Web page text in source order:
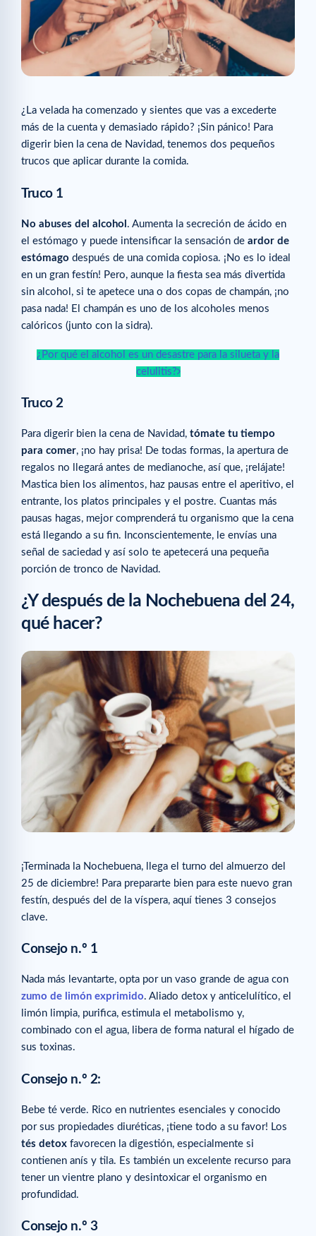
¿La velada ha comenzado y sientes que vas a excederte
más de la cuenta y demasiado rápido? ¡Sin pánico! Para
digerir bien la cena de Navidad, tenemos dos pequeños
trucos que aplicar durante la comida.
Truco 1
No abuses del alcohol . Aumenta la secreción de ácido en
el estómago y puede intensificar la sensación de ardor de
estómago después de una comida copiosa. ¡No es lo ideal
en un gran festín! Pero, aunque la fiesta sea más divertida
sin alcohol, si te apetece una o dos copas de champán, ¡no
pasa nada! El champán es uno de los alcoholes menos
calóricos (junto con la sidra).
¿Por qué el alcohol es un desastre para la silueta y la
celulitis?
Truco 2
Para digerir bien la cena de Navidad, tómate tu tiempo
para comer, ¡no hay prisa! De todas formas, la apertura de
regalos no llegará antes de medianoche, así que, ¡relájate!
Mastica bien los alimentos, haz pausas entre el aperitivo, el
entrante, los platos principales y el postre. Cuantas más
pausas hagas, mejor comprenderá tu organismo que la cena
está llegando a su fin. Inconscientemente, le envías una
señal de saciedad y así solo te apetecerá una pequeña
porción de tronco de Navidad.
¿Y después de la Nochebuena del 24,
qué hacer?
¡Terminada la Nochebuena, llega el turno del almuerzo del
25 de diciembre! Para prepararte bien para este nuevo gran
festín, después del de la víspera, aquí tienes 3 consejos
clave.
Consejo n.º 1
Nada más levantarte, opta por un vaso grande de agua con
zumo de limón exprimido. Aliado detox y anticelulítico, el
limón limpia, purifica, estimula el metabolismo y,
combinado con el agua, libera de forma natural el hígado de
sus toxinas.
Consejo n.º 2:
Bebe té verde. Rico en nutrientes esenciales y conocido
por sus propiedades diuréticas, ¡tiene todo a su favor! Los
tés detox favorecen la digestión, especialmente si
contienen anís y tila. Es también un excelente recurso para
tener un vientre plano y desintoxicar el organismo en
profundidad.
Consejo n.º 3